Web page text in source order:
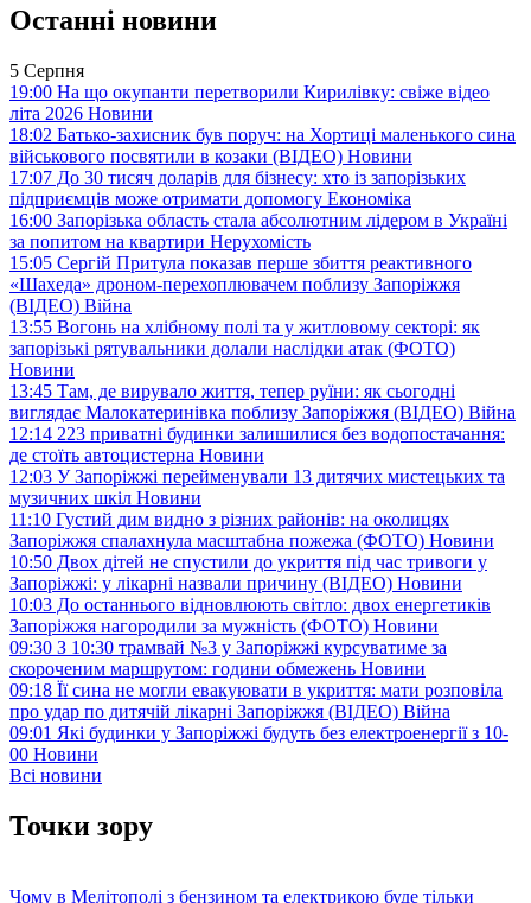
Останні новини
5 Серпня
19:00 На що окупанти перетворили Кирилівку: свіже відео
літа 2026 Новини
18:02 Батько-захисник був поруч: на Хортиці маленького сина
військового посвятили в козаки (ВІДЕО) Новини
17:07 До 30 тисяч доларів для бізнесу: хто із запорізьких
підприємців може отримати допомогу Економіка
16:00 Запорізька область стала абсолютним лідером в Україні
за попитом на квартири Нерухомість
15:05 Сергій Притула показав перше збиття реактивного
«Шахеда» дроном-перехоплювачем поблизу Запоріжжя
(ВІДЕО) Війна
13:55 Вогонь на хлібному полі та у житловому секторі: як
запорізькі рятувальники долали наслідки атак (ФОТО)
Новини
13:45 Там, де вирувало життя, тепер руїни: як сьогодні
виглядає Малокатеринівка поблизу Запоріжжя (ВІДЕО) Війна
12:14 223 приватні будинки залишилися без водопостачання:
де стоїть автоцистерна Новини
12:03 У Запоріжжі перейменували 13 дитячих мистецьких та
музичних шкіл Новини
11:10 Густий дим видно з різних районів: на околицях
Запоріжжя спалахнула масштабна пожежа (ФОТО) Новини
10:50 Двох дітей не спустили до укриття під час тривоги у
Запоріжжі: у лікарні назвали причину (ВІДЕО) Новини
10:03 До останнього відновлюють світло: двох енергетиків
Запоріжжя нагородили за мужність (ФОТО) Новини
09:30 З 10:30 трамвай №3 у Запоріжжі курсуватиме за
скороченим маршрутом: години обмежень Новини
09:18 Її сина не могли евакуювати в укриття: мати розповіла
про удар по дитячій лікарні Запоріжжя (ВІДЕО) Війна
09:01 Які будинки у Запоріжжі будуть без електроенергії з 10-
00 Новини
Всі новини
Точки зору
Чому в Мелітополі з бензином та електрикою буде тільки